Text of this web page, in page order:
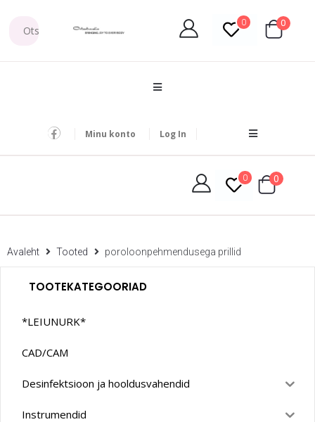
0 0
Minu konto Log In
0 0
Avaleht Tooted poroloonpehmendusega prillid
TOOTEKATEGOORIAD
*LEIUNURK*
CAD/CAM
Desinfektsioon ja hooldusvahendid
Instrumendid